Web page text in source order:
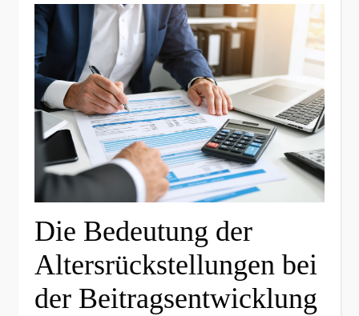
Die Bedeutung der
Altersrückstellungen bei
der Beitragsentwicklung